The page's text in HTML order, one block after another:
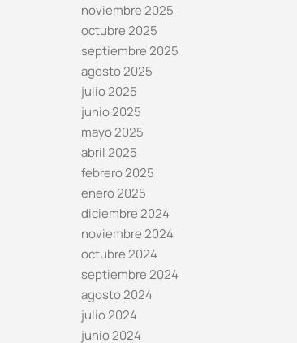
noviembre 2025
octubre 2025
septiembre 2025
agosto 2025
julio 2025
junio 2025
mayo 2025
abril 2025
febrero 2025
enero 2025
diciembre 2024
noviembre 2024
octubre 2024
septiembre 2024
agosto 2024
julio 2024
junio 2024